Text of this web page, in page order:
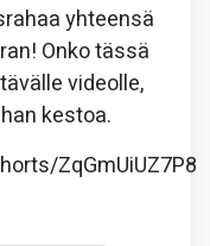
yhteensä
Onko tässä
videolle,
kestoa.
ZqGmUiUZ7P8